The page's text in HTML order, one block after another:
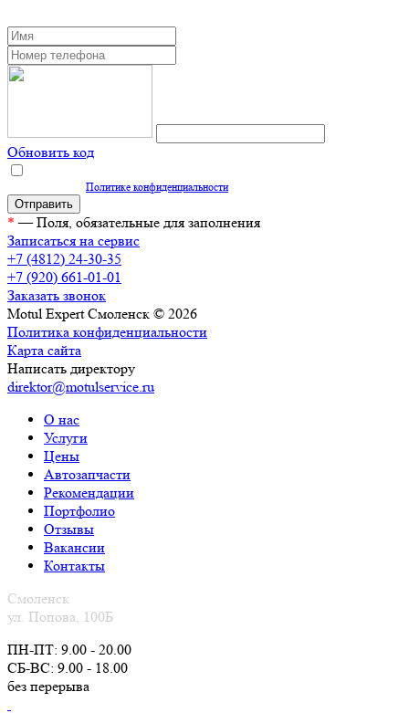
Обновить код
Политике конфиденциальности
* — Поля, обязательные для заполнения
Записаться на сервис
+7 (4812) 24-30-35
+7 (920) 661-01-01
Заказать звонок
Motul Expert Смоленск © 2026
Политика конфиденциальности
Карта сайта
Написать директору
direktor@motulservice.ru
О нас
Услуги
Цены
Автозапчасти
Рекомендации
Портфолио
Отзывы
Вакансии
Контакты
Смоленск
ул. Попова, 100Б
ПН-ПТ: 9.00 - 20.00
СБ-ВС: 9.00 - 18.00
без перерыва